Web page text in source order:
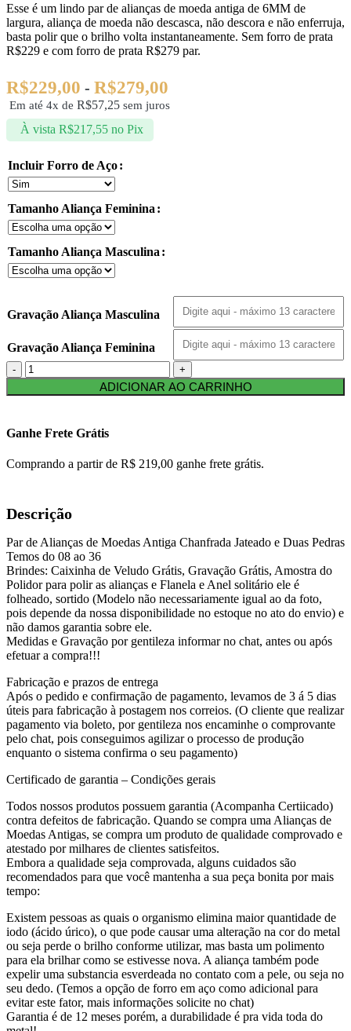
Esse é um lindo par de alianças de moeda antiga de 6MM de
largura, aliança de moeda não descasca, não descora e não enferruja,
basta polir que o brilho volta instantaneamente. Sem forro de prata
R$229 e com forro de prata R$279 par.
R$229,00 - R$279,00
Em até 4x de R$57,25 sem juros
À vista R$217,55 no Pix
Incluir Forro de Aço
Tamanho Aliança Feminina
Tamanho Aliança Masculina
Gravação Aliança Masculina
Gravação Aliança Feminina
ADICIONAR AO CARRINHO
Ganhe Frete Grátis
Comprando a partir de R$ 219,00 ganhe frete grátis.
Descrição
Par de Alianças de Moedas Antiga Chanfrada Jateado e Duas Pedras
Temos do 08 ao 36
Brindes: Caixinha de Veludo Grátis, Gravação Grátis, Amostra do
Polidor para polir as alianças e Flanela e Anel solitário ele é
folheado, sortido (Modelo não necessariamente igual ao da foto,
pois depende da nossa disponibilidade no estoque no ato do envio) e
não damos garantia sobre ele.
Medidas e Gravação por gentileza informar no chat, antes ou após
efetuar a compra!!!
Fabricação e prazos de entrega
Após o pedido e confirmação de pagamento, levamos de 3 á 5 dias
úteis para fabricação à postagem nos correios. (O cliente que realizar
pagamento via boleto, por gentileza nos encaminhe o comprovante
pelo chat, pois conseguimos agilizar o processo de produção
enquanto o sistema confirma o seu pagamento)
Certificado de garantia – Condições gerais
Todos nossos produtos possuem garantia (Acompanha Certiicado)
contra defeitos de fabricação. Quando se compra uma Alianças de
Moedas Antigas, se compra um produto de qualidade comprovado e
atestado por milhares de clientes satisfeitos.
Embora a qualidade seja comprovada, alguns cuidados são
recomendados para que você mantenha a sua peça bonita por mais
tempo:
Existem pessoas as quais o organismo elimina maior quantidade de
iodo (ácido úrico), o que pode causar uma alteração na cor do metal
ou seja perde o brilho conforme utilizar, mas basta um polimento
para ela brilhar como se estivesse nova. A aliança também pode
expelir uma substancia esverdeada no contato com a pele, ou seja no
seu dedo. (Temos a opção de forro em aço como adicional para
evitar este fator, mais informações solicite no chat)
Garantia é de 12 meses porém, a durabilidade é pra vida toda do